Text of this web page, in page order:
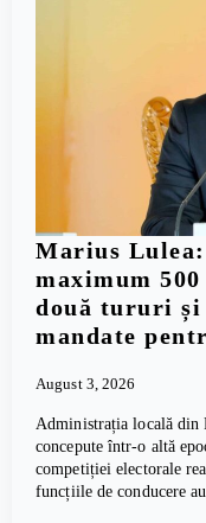
Marius Lulea:
maximum
două tururi
mandate
August 3, 2026
Administrația locală din
concepute într-o altă
competiției electorale
funcțiile de conducere